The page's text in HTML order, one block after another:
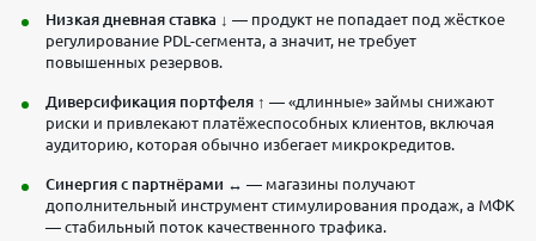
Низкая дневная ставка ↓ — продукт не попадает под жёсткое
регулирование PDL-сегмента, а значит, не требует
повышенных резервов.
Диверсификация портфеля ↑ — «длинные» займы снижают
риски и привлекают платёжеспособных клиентов, включая
аудиторию, которая обычно избегает микрокредитов.
Синергия с партнёрами ↔ — магазины получают
дополнительный инструмент стимулирования продаж, а МФК
— стабильный поток качественного трафика.